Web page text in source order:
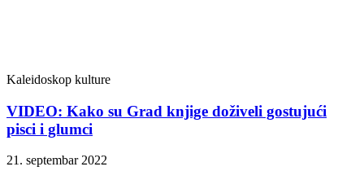
Kaleidoskop kulture
VIDEO: Kako su Grad knjige doživeli gostujući
pisci i glumci
21. septembar 2022